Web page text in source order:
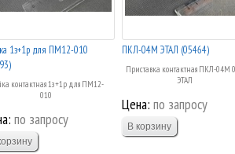
1з+1р для ПМ12-010
контактная 1з+1р для ПМ12-
010
по запросу
ПКЛ-04М ЭТАЛ (05464)
Приставка контактная ПКЛ-04М
ЭТАЛ
Цена: по запросу